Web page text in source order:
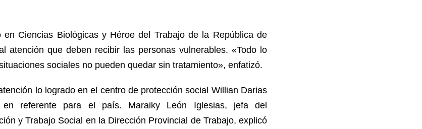
en Ciencias Biológicas y Héroe del Trabajo de la República de
atención que deben recibir las personas vulnerables. «Todo lo
sociales no pueden quedar sin tratamiento», enfatizó.
lo logrado en el centro de protección social Willian Darias
en referente para el país. Maraiky León Iglesias, jefa del
y Trabajo Social en la Dirección Provincial de Trabajo, explicó